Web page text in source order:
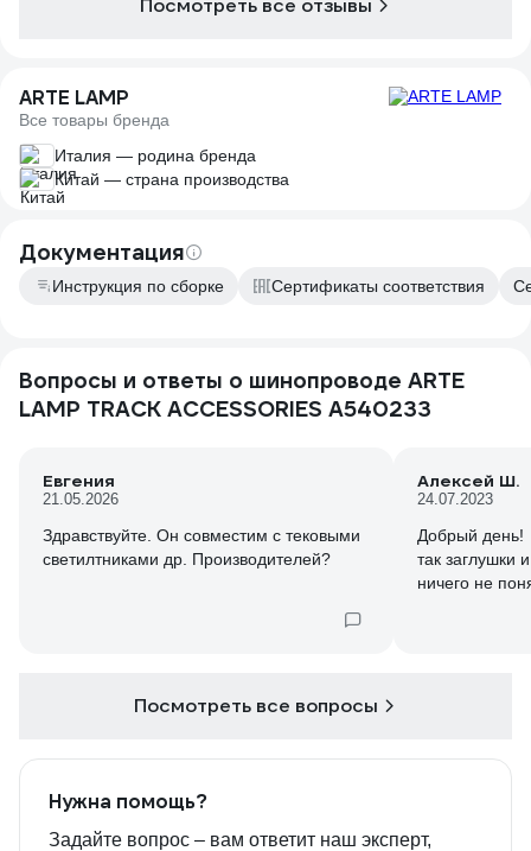
Посмотреть все отзывы
ARTE LAMP
Все товары бренда
Италия — родина бренда
Китай — страна производства
Документация
Инструкция по сборке Сертификаты соответствия
Вопросы и ответы о шинопроводе ARTE
LAMP TRACK ACCESSORIES A540233
Евгения
21.05.2026
Здравствуйте. Он совместим с тековыми
светилтниками др. Производителей?
Алексей Ш.
24.07.2023
Добрый день!
так заглушки
ничего не
Посмотреть все вопросы
Нужна помощь?
Задайте вопрос – вам ответит наш эксперт,